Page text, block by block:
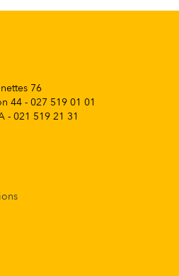
76
44 - 027 519 01 01
- 021 519 21 31